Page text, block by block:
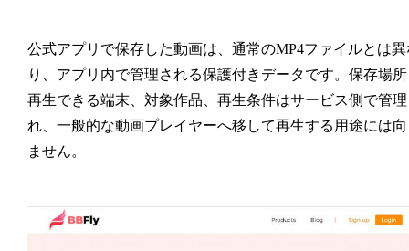
公式アプリで保存した動画は、通常のMP4ファイルとは異
り、アプリ内で管理される保護付きデータです。保存場
再生できる端末、対象作品、再生条件はサービス側で管
れ、一般的な動画プレイヤーへ移して再生する用途には
ません。